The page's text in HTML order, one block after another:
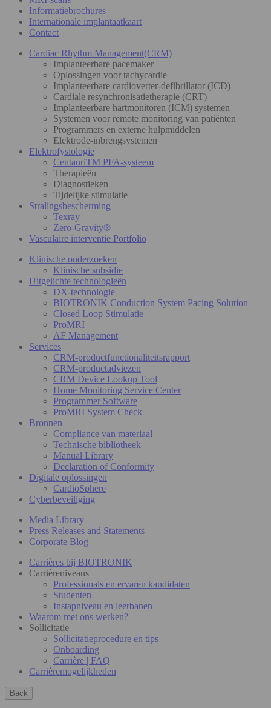
Informatiebrochures
Internationale implantaatkaart
Contact
Cardiac Rhythm Management(CRM)
Implanteerbare pacemaker
Oplossingen voor tachycardie
Implanteerbare cardioverter-defibrillator (ICD)
Cardiale resynchronisatietherapie (CRT)
Implanteerbare hartmonitoren (ICM) systemen
Systemen voor remote monitoring van patiënten
Programmers en externe hulpmiddelen
Elektrode-inbrengsystemen
Elektrofysiologie
CentauriTM PFA-systeem
Therapieën
Diagnostieken
Tijdelijke stimulatie
Stralingsbescherming
Texray
Zero-Gravity®
Vasculaire interventie Portfolio
Klinische onderzoeken
Klinische subsidie
Uitgelichte technologieën
DX-technologie
BIOTRONIK Conduction System Pacing Solution
Closed Loop Stimulatie
ProMRI
AF Management
Services
CRM-productfunctionaliteitsrapport
CRM-productadviezen
CRM Device Lookup Tool
Home Monitoring Service Center
Programmer Software
ProMRI System Check
Bronnen
Compliance van materiaal
Technische bibliotheek
Manual Library
Declaration of Conformity
Digitale oplossingen
CardioSphere
Cyberbeveiliging
Media Library
Press Releases and Statements
Corporate Blog
Carrières bij BIOTRONIK
Carrièreniveaus
Professionals en ervaren kandidaten
Studenten
Instapniveau en leerbanen
Waarom met ons werken?
Sollicitatie
Sollicitatieprocedure en tips
Onboarding
Carrière | FAQ
Carrièremogelijkheden
Back